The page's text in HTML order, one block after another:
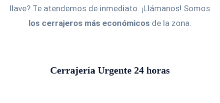
llave? Te atendemos de inmediato. ¡Llámanos! Somos
los cerrajeros más económicos de la zona.
Cerrajería Urgente 24 horas